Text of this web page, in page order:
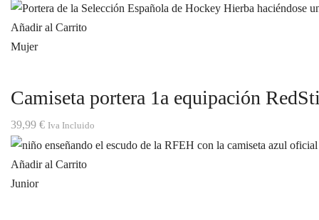
Añadir al Carrito
Mujer
Camiseta portera 1a equipación
39,99 € Iva Incluido
Añadir al Carrito
Junior